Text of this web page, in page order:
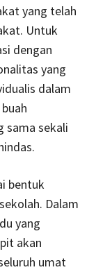
yang telah
Untuk
dengan
yang
dalam
sama sekali
bentuk
Dalam
yang
akan
umat